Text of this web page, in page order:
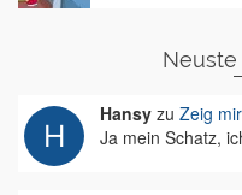
Hansy zu Zeig
Ja mein Schatz,